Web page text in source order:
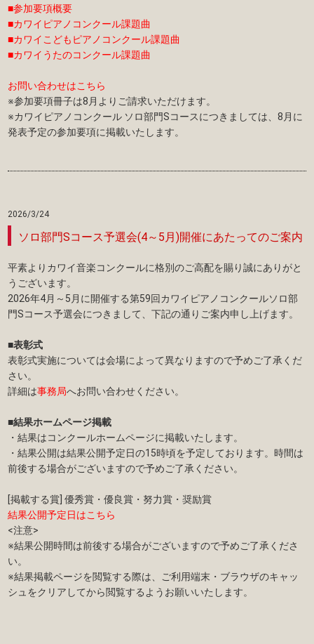
■参加要項概要
■カワイピアノコンクール課題曲
■カワイこどもピアノコンクール課題曲
■カワイうたのコンクール課題曲
お問い合わせはこちら
※参加要項冊子は8月よりご請求いただけます。
※カワイピアノコンクール ソロ部門Sコースにつきましては、8月に
発表予定の参加要項に掲載いたします。
2026/3/24
ソロ部門Sコース予選会(4～5月)開催にあたってのご案内
平素よりカワイ音楽コンクールに格別のご高配を賜り誠にありがと
うございます。
2026年4月～5月に開催する第59回カワイピアノコンクールソロ部
門Sコース予選会につきまして、下記の通りご案内申し上げます。
■表彰式
表彰式実施については会場によって異なりますので予めご了承くだ
さい。
詳細は事務局へお問い合わせください。
■結果ホームページ掲載
・結果はコンクールホームページに掲載いたします。
・結果公開は結果公開予定日の15時頃を予定しております。時間は
前後する場合がございますので予めご了承ください。
[掲載する賞] 優秀賞・優良賞・努力賞・奨励賞
結果公開予定日はこちら
<注意>
※結果公開時間は前後する場合がございますので予めご了承くださ
い。
※結果掲載ページを閲覧する際は、ご利用端末・ブラウザのキャッ
シュをクリアしてから閲覧するようお願いいたします。